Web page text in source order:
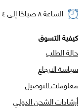
الساعة ٨ صباحًا إلى ٤ مساء من الأحد إلى الخميس
كيفية التسوق
حالة الطلب
سياسة الارجاع
معلومات التوصيل
أرشادات الشحن الدولي